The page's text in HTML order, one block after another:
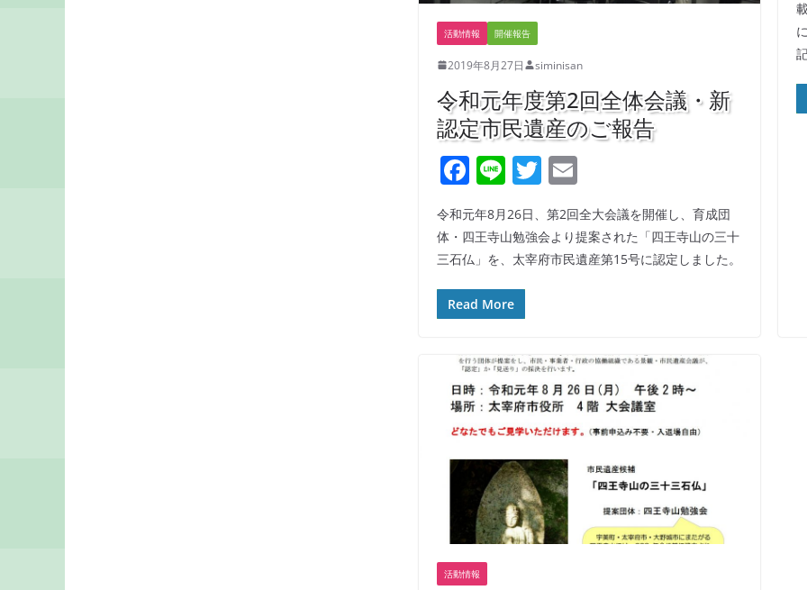
活動情報 開催報告
2019年8月27日 siminisan
令和元年度第2回全体会議・新
認定市民遺産のご報告
F
c
e
b
o
k
Li
e
T
w
itt
er
m
ai
l
令和元年8月26日、第2回全大会議を開催し、育成団
体・四王寺山勉強会より提案された「四王寺山の三十
三石仏」を、太宰府市民遺産第15号に認定しました。
Read More
活動情報